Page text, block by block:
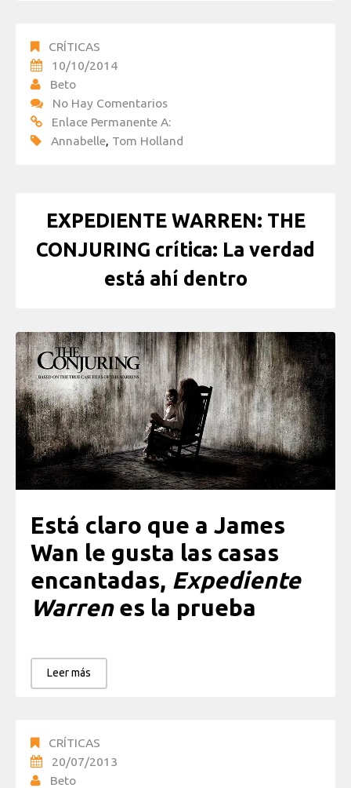
CRÍTICAS
10/10/2014
Beto
No Hay Comentarios
Enlace Permanente A:
Annabelle, Tom Holland
EXPEDIENTE WARREN: THE
CONJURING crítica: La verdad
está ahí dentro
Está claro que a James
Wan le gusta las casas
encantadas, Expediente
Warrenes la prueba
Leer más
CRÍTICAS
20/07/2013
Beto